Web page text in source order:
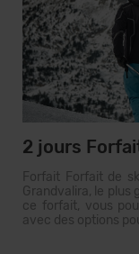
2 jours
Forfait Forfait de
Grandvalira, le plus
ce forfait, vous
avec des options